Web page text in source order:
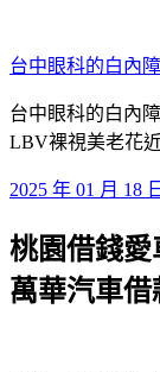
至
主
要
內
台中眼科的白內
台中眼科的白內
LBV裸視美老花
發
於
2025 年 01 月 18 日
桃園借錢
萬華汽車借